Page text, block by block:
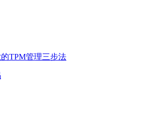
TPM管理三步法